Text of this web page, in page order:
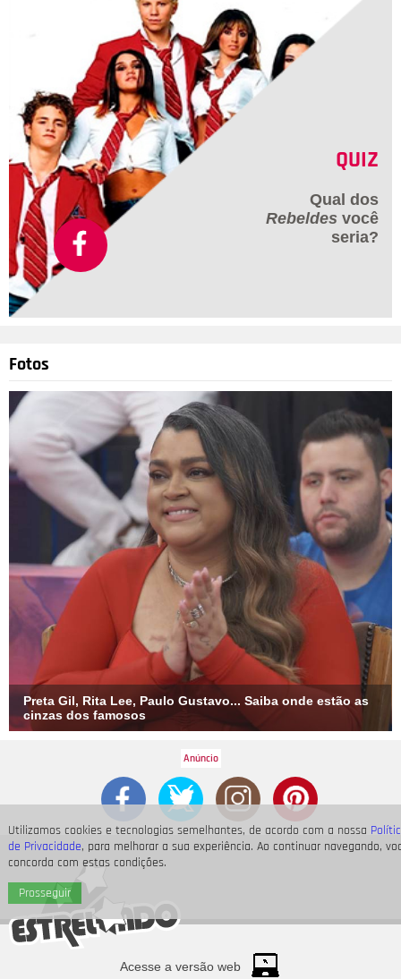
Utilizamos cookies e tecnologias semelhantes, de acordo com a nossa
de Privacidade, para melhorar a sua experiência. Ao continuar navegando,
concorda com estas condições.
Prosseguir
QUIZ
Qual dos
Rebeldes você
seria?
Fotos
Preta Gil, Rita Lee, Paulo Gustavo... Saiba onde estão as
cinzas dos famosos
Acesse a versão web